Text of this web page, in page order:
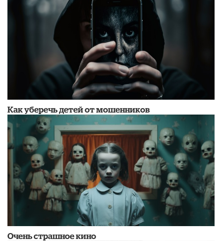
Как уберечь детей от мошенников
Очень страшное кино